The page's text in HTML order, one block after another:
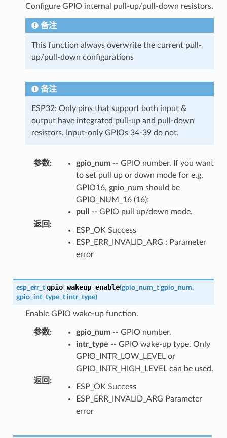
Configure GPIO internal pull-up/pull-down resistors.
备注
This function always overwrite the current pull-
up/pull-down configurations
备注
ESP32: Only pins that support both input &
output have integrated pull-up and pull-down
resistors. Input-only GPIOs 34-39 do not.
参数: gpio_num-- GPIO number. If you want
to set pull up or down mode for e.g.
GPIO16, gpio_num should be
GPIO_NUM_16 (16);
pull
-- GPIO pull up/down mode.
返回 :
ESP_OK Success
ESP_ERR_INVALID_ARG : Parameter
error
esp_err_t gpio_wakeup_enable(gpio_num_t gpio_num,
gpio_int_type_t intr_type)
Enable GPIO wake-up function.
参数: gpio_num-- GPIO number.
intr_type -- GPIO wake-up type. Only
GPIO_INTR_LOW_LEVEL or
GPIO_INTR_HIGH_LEVEL can be used.
返回 :
ESP_OK Success
ESP_ERR_INVALID_ARG Parameter
error